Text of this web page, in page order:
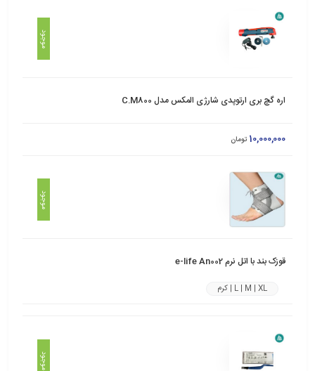
موجود
اره گچ بری ارتوپدی شارژی المکس مدل C.M800
10,000,000 تومان
موجود
قوزک بند با اتل نرم e-life An002
L | M | XL | کرم
موجود